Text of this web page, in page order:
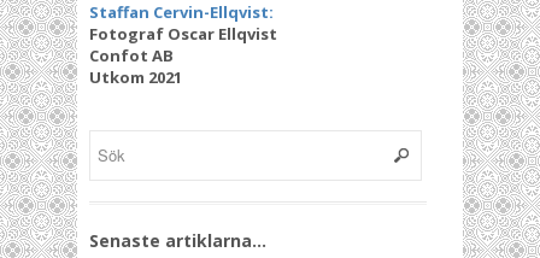
Staffan Cervin-Ellqvist:
Fotograf Oscar Ellqvist
Confot AB
Utkom 2021
Senaste artiklarna…